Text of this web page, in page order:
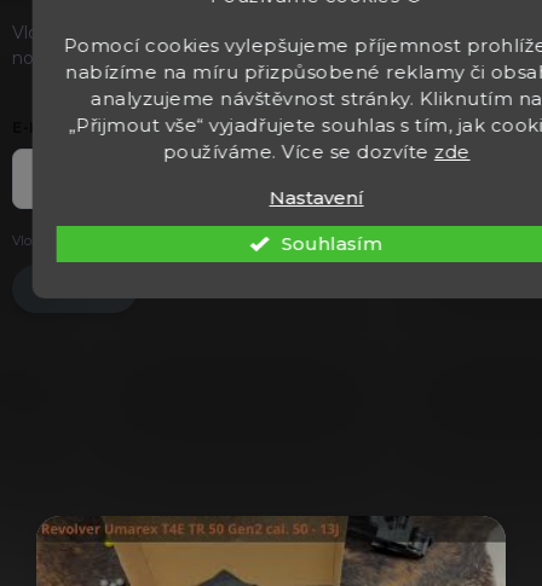
Pomocí cookies vylepšujeme příjemnost
nabízíme na míru přizpůsobené reklamy či
analyzujeme návštěvnost stránky. Kliknutím na
„Přijmout vše“ vyjadřujete souhlas s tím, jak
používáme. Více se dozvíte zde
Nastavení
Souhlasím
Vložte svůj e-mail a my vám budeme zasílat informace o
nových produktech na našem e-shopu.
E-MAIL
Vložením e-mailu souhlasíte s podmínkami ochrany osobních údajů